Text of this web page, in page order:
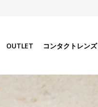
OUTLET コンタクトレンズ